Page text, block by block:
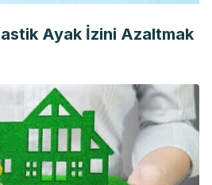
Ayak İzini Azaltmak